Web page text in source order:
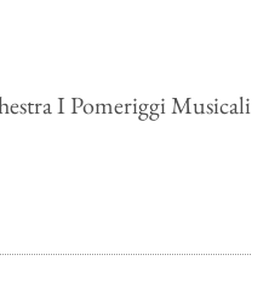
I Pomeriggi Musicali